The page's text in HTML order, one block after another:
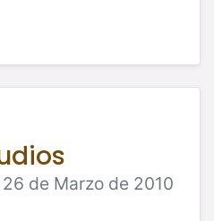
de Marzo de 2010